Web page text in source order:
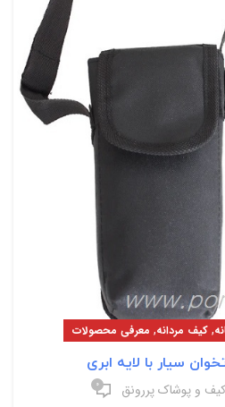
, کیف مردانه, معرفی محصولات
سیار با لایه ابری
و پوشاک پررونق ۰